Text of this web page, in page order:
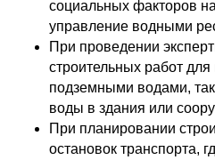
социальных факторов
управление водными
При проведении
строительных работ
подземными водами,
воды в здания или
При планировании
остановок транспорта,